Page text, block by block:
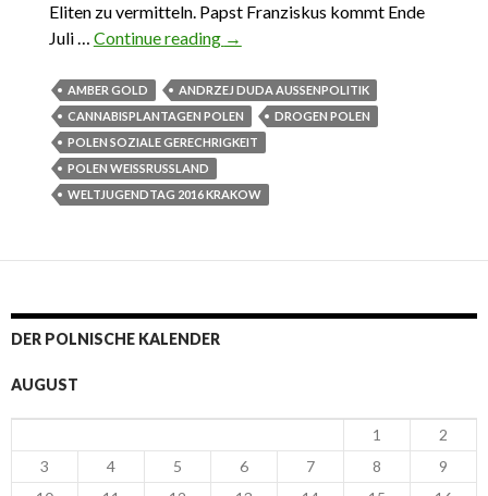
Eliten zu vermitteln. Papst Franziskus kommt Ende
Juli … Continue reading DAS WICHTIGSTE AUS POLEN
→
AMBER GOLD
ANDRZEJ DUDA AUSSENPOLITIK
CANNABISPLANTAGEN POLEN
DROGEN POLEN
POLEN SOZIALE GERECHRIGKEIT
POLEN WEISSRUSSLAND
WELTJUGENDTAG 2016 KRAKOW
DER POLNISCHE KALENDER
AUGUST
1
2
3
4 5 6 7 8
9